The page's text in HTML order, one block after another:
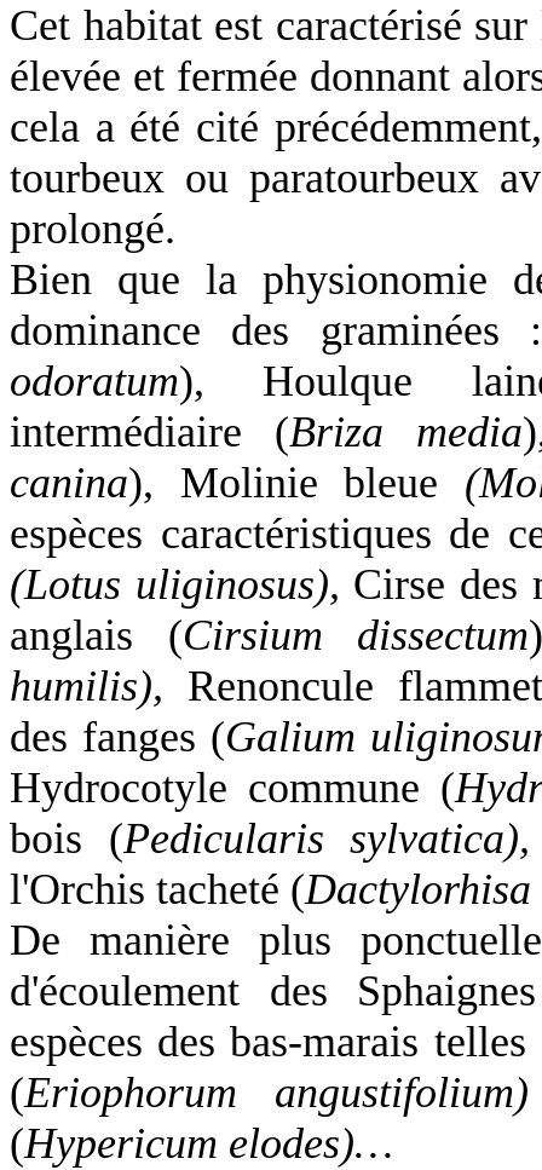
Cet habitat est caractérisé
élevée et fermée donnant
cela a été cité
tourbeux ou paratourbeux
prolongé.
Bien que la physionomie
dominance des
odoratum), Houlque
intermédiaire (Briza media
canina), Molinie bleue
espèces caractéristiques de
(Lotus uliginosus), Cirse des
anglais (Cirsium dissectum
humilis), Renoncule
des fanges (Galium
Hydrocotyle commune (
bois (Pedicularis sylvatica),
l'Orchis tacheté (Dactylorhisa
De manière plus
d'écoulement des
espèces des bas-marais
(Eriophorum angustifolium)
(Hypericum elodes)…